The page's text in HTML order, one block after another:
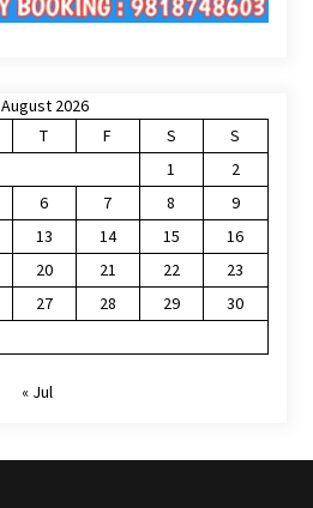
August 2026
T F S
S
1
2
6 7 8
9
13 14 15
16
20 21 22
23
27 28 29
30
« Jul